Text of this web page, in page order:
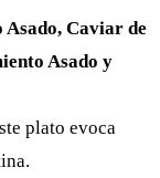
Caviar de
Asado y
plato evoca